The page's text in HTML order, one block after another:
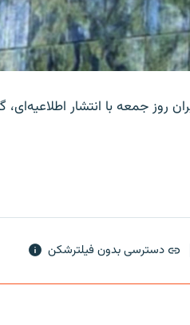
دسترسی بدون فیلترشکن